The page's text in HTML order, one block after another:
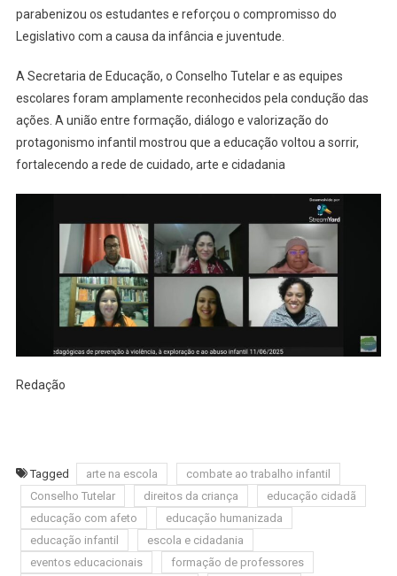
parabenizou os estudantes e reforçou o compromisso do
Legislativo com a causa da infância e juventude.
A Secretaria de Educação, o Conselho Tutelar e as equipes
escolares foram amplamente reconhecidos pela condução das
ações. A união entre formação, diálogo e valorização do
protagonismo infantil mostrou que a educação voltou a sorrir,
fortalecendo a rede de cuidado, arte e cidadania
Redação
Tagged arte na escola
combate ao trabalho infantil
Conselho Tutelar
direitos da criança
educação cidadã
educação com afeto
educação humanizada
educação infantil
escola e cidadania
eventos educacionais
formação de professores